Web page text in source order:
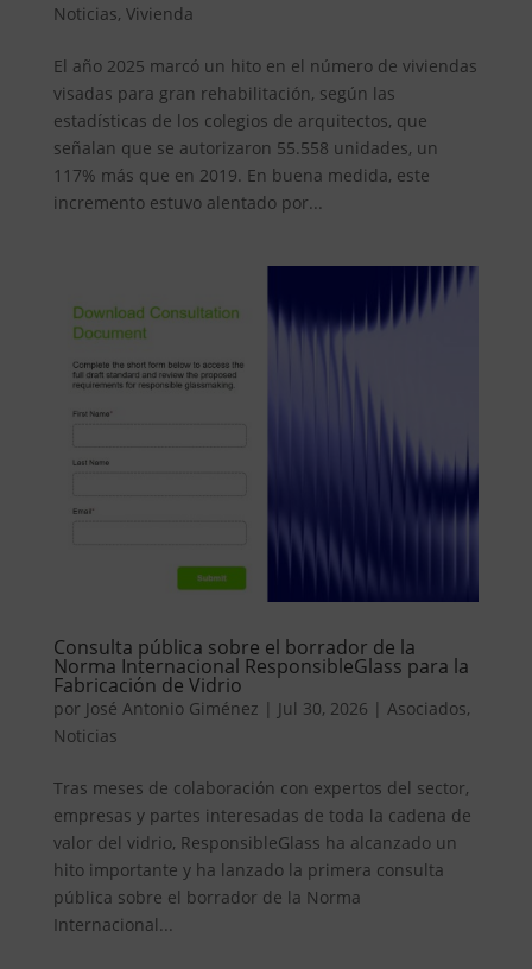
Noticias, Vivienda
El año 2025 marcó un hito en el número de viviendas
visadas para gran rehabilitación, según las
estadísticas de los colegios de arquitectos, que
señalan que se autorizaron 55.558 unidades, un
117% más que en 2019. En buena medida, este
incremento estuvo alentado por...
Consulta pública sobre el borrador de la
Norma Internacional ResponsibleGlass para la
Fabricación de Vidrio
por José Antonio Giménez | Jul 30, 2026 | Asociados,
Noticias
Tras meses de colaboración con expertos del sector,
empresas y partes interesadas de toda la cadena de
valor del vidrio, ResponsibleGlass ha alcanzado un
hito importante y ha lanzado la primera consulta
pública sobre el borrador de la Norma
Internacional...